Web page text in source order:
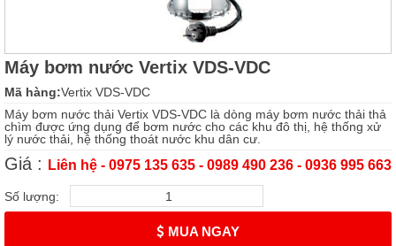
Máy bơm nước Vertix VDS-VDC
Mã hàng:Vertix VDS-VDC
Máy bơm nước thải Vertix VDS-VDC là dòng máy bơm nước thải thả
chìm được ứng dụng để bơm nước cho các khu đô thị, hệ thống xử
lý nước thải, hệ thống thoát nước khu dân cư.
Giá : Liên hệ - 0975 135 635 - 0989 490 236 - 0936 995 663
Số lượng:
MUA NGAY